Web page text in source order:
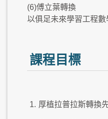
(6)傅立葉轉換
以俱足未來學習工程數
課程目標
1. 厚植拉普拉斯轉換